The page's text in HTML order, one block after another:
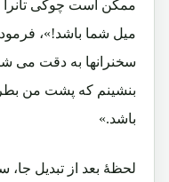
ممکن است چوکی تانرا
میل شما باشد!»،
سخنرانها به دقت می
بنشینم که پشت من
باشد.»
لحظۀ بعد از تبدیل